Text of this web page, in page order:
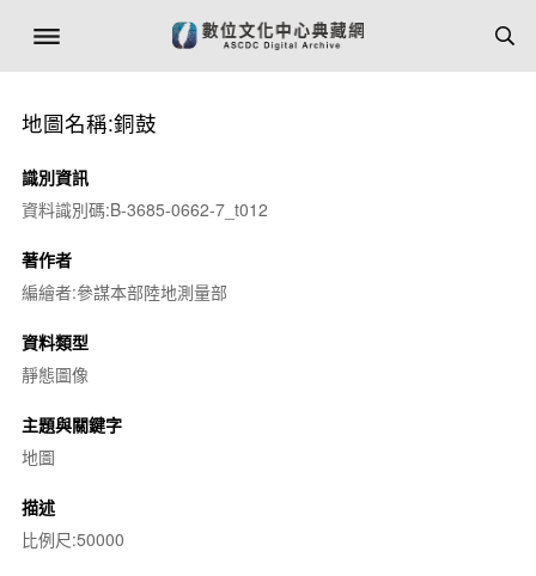
地圖名稱:銅鼓
識別資訊
資料識別碼:B-3685-0662-7_t012
著作者
編繪者:參謀本部陸地測量部
資料類型
靜態圖像
主題與關鍵字
地圖
描述
比例尺:50000